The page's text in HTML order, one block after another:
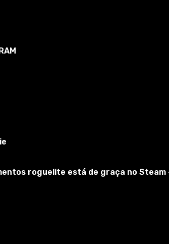
roguelite está de graça no